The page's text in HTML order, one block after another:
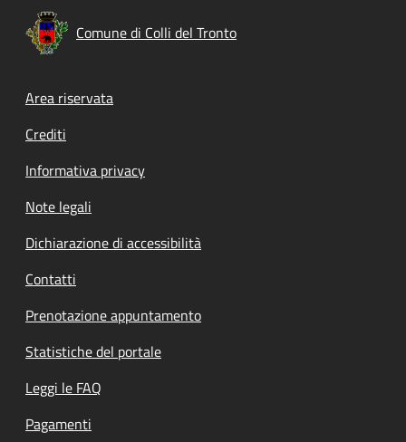
Comune di Colli del Tronto
Footer menu
Area riservata
Crediti
Informativa privacy
Note legali
Dichiarazione di accessibilità
Contatti
Prenotazione appuntamento
Statistiche del portale
Leggi le FAQ
Pagamenti